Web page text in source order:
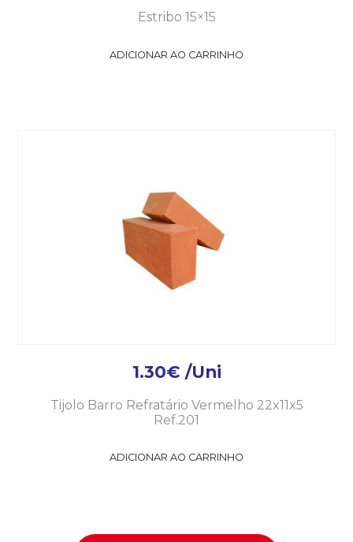
Estribo 15×15
ADICIONAR AO CARRINHO
1.30€ /Uni
Tijolo Barro Refratário Vermelho 22x11x5
Ref.201
ADICIONAR AO CARRINHO